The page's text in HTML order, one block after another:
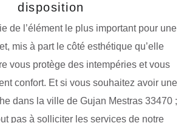
disposition
de l’élément le plus important pour une
mis à part le côté esthétique qu’elle
vous protège des intempéries et vous
confort. Et si vous souhaitez avoir une
dans la ville de Gujan Mestras 33470 ;
pas à solliciter les services de notre